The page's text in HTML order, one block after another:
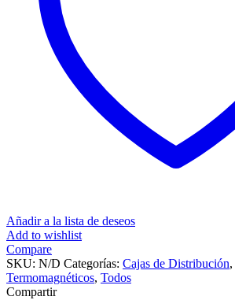
Añadir a la lista de deseos
Add to wishlist
Compare
SKU: N/D Categorías: Cajas de Distribución,
Termomagnéticos, Todos
Compartir